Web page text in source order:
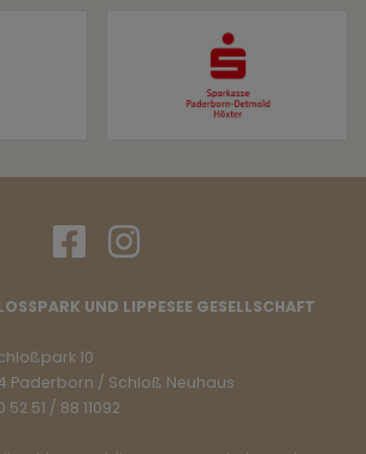
UND LIPPESEE GESELLSCHAFT
10
Paderborn / Schloß Neuhaus
52 51 / 88 11092